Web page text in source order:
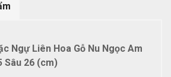
Ngự Liên Hoa Gỗ Nu Ngọc Am
Sâu 26 (cm)